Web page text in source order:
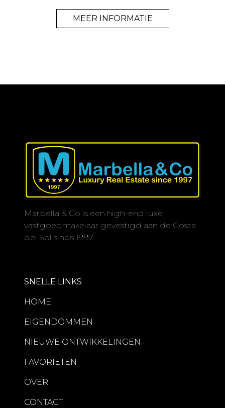
MEER INFORMATIE
Marbella & Co is een high-end luxe
vastgoedmakelaar gevestigd aan de Costa
del Sol sinds 1997.
SNELLE LINKS
HOME
EIGENDOMMEN
NIEUWE ONTWIKKELINGEN
FAVORIETEN
OVER
CONTACT